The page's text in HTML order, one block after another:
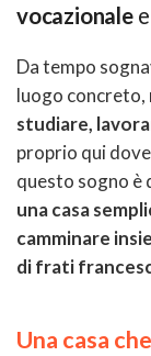
vocazionalee
Da tempo
luogo
studiare,
proprio qui
questo sogno
una casa
camminare
di frati
Una casa